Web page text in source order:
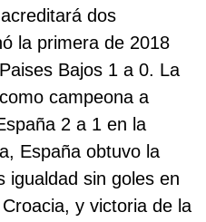
dos
la primera de 2018
Bajos 1 a 0. La
campeona a
2 a 1 en la
España obtuvo la
igualdad sin goles en
y victoria de la